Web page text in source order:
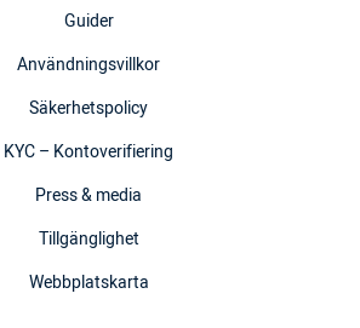
Guider
Användningsvillkor
Säkerhetspolicy
KYC – Kontoverifiering
Press & media
Tillgänglighet
Webbplatskarta